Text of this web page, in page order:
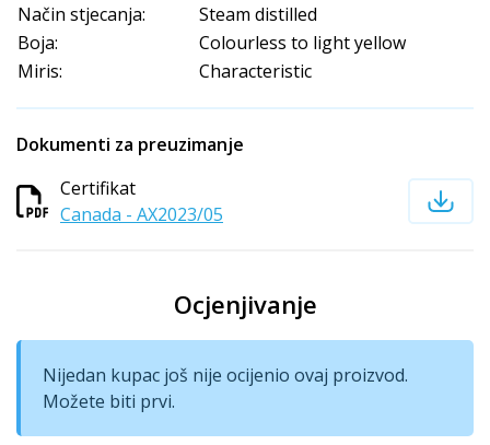
Način stjecanja:
Steam distilled
Boja:
Colourless to light yellow
Miris:
Characteristic
Dokumenti za preuzimanje
Certifikat
Canada - AX2023/05
Ocjenjivanje
Nijedan kupac još nije ocijenio ovaj proizvod.
Možete biti prvi.